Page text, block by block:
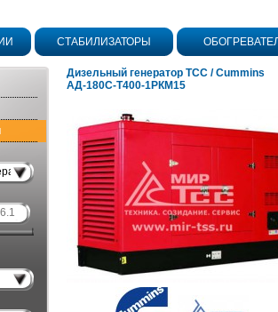
СТАБИЛИЗАТОРЫ
в шумозащитных кожухах
Дизельный генератор ТСС / Cummins
АД-180С-Т400-1РКМ15